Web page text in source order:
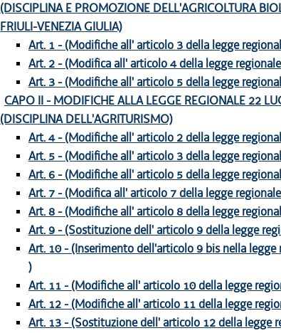
(DISCIPLINA E PROMOZIONE DELL'AGRICOLTURA
FRIULI-VENEZIA GIULIA)
Art. 1 - (Modifiche all' articolo 3 della legge
Art. 2 - (Modifica all' articolo 4 della legge
Art. 3 - (Modifiche all' articolo 5 della legge
CAPO II - MODIFICHE ALLA LEGGE REGIONALE 22
(DISCIPLINA DELL'AGRITURISMO)
Art. 4 - (Modifiche all' articolo 2 della legge
Art. 5 - (Modifiche all' articolo 3 della legge
Art. 6 - (Modifiche all' articolo 5 della legge
Art. 7 - (Modifica all' articolo 7 della legge
Art. 8 - (Modifiche all' articolo 8 della legge
Art. 9 - (Sostituzione dell' articolo 9 della legge
Art. 10 - (Inserimento dell'articolo 9 bis nella
)
Art. 11 - (Modifiche all' articolo 10 della legge
Art. 12 - (Modifiche all' articolo 11 della legge
Art. 13 - (Sostituzione dell' articolo 12 della legge